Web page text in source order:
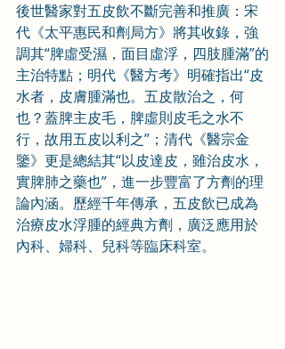
後世醫家對五皮飲不斷完善和推廣：宋
代《太平惠民和劑局方》將其收錄，強
調其“脾虛受濕，面目虛浮，四肢腫滿”的
主治特點；明代《醫方考》明確指出“皮
水者，皮膚腫滿也。五皮散治之，何
也？蓋脾主皮毛，脾虛則皮毛之水不
行，故用五皮以利之”；清代《醫宗金
鑒》更是總結其“以皮達皮，雖治皮水，
實脾肺之藥也”，進一步豐富了方劑的理
論內涵。歷經千年傳承，五皮飲已成為
治療皮水浮腫的經典方劑，廣泛應用於
內科、婦科、兒科等臨床科室。